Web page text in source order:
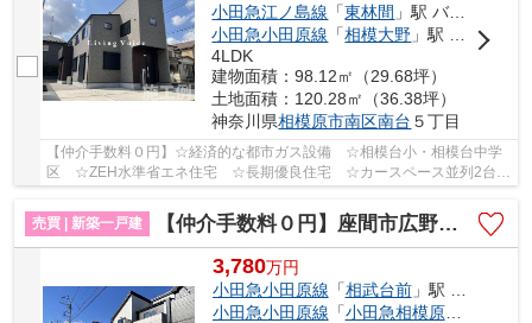
小田急江ノ島線 「東林間 」駅 バス8分 「ハウス南門前」 停歩4分
小田急小田原線 「相模大野 」駅 バス8分 「鶴ヶ丘（神奈川県）」 停歩9分
4LDK
建物面積：98.12㎡（29.68坪）
土地面積：120.28㎡（36.38坪）
神奈川県相模原市南区南台 ５丁目
【仲介手数料０円】☆経済的な都市ガス設備 ☆相模台小・相模台中学
区 ☆ZEH水準省エネ住宅 ☆長期優良住宅 ☆カースペース並列2台駐
売買 | 新築一戸建
【仲介手数料０円】座間市広野台3期 新築一戸建て
3,780万円
小田急小田原線 「相武台前」駅 徒歩18分
小田急小田原線 「小田急相模原」駅 徒歩